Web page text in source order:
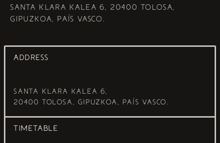
Santa Klara Kalea 6, 20400 Tolosa,
Gipuzkoa, País Vasco.
ADDRESS
Santa Klara Kalea 6,
20400 Tolosa, Gipuzkoa, País Vasco.
TIMETABLE